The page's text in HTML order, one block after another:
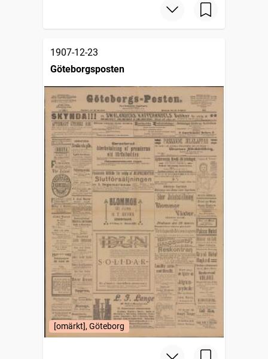
1907-12-23
Göteborgsposten
[omärkt], Göteborg